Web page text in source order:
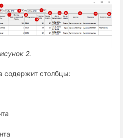
2.
содержит столбцы: